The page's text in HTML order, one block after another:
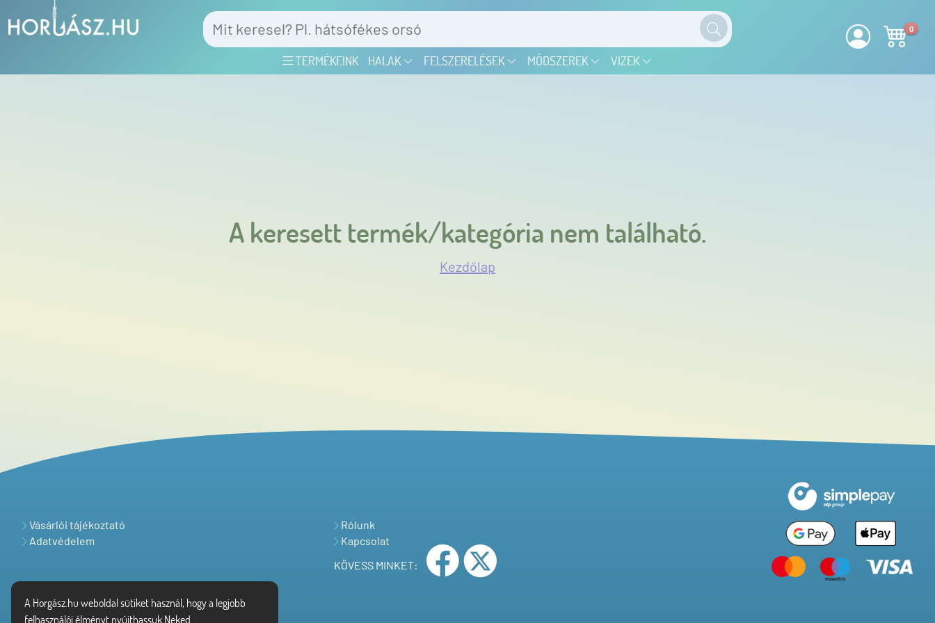
A Horgász.hu weboldal sütiket használ, hogy a legjobb
felhasználói élményt nyújthassuk Neked.
TERMÉKEINK HALAK FELSZERELÉSEK MÓDSZEREK VIZEK
0
A keresett termék/kategória nem található.
Kezdőlap
Vásárlói tájékoztató
Adatvédelem
Rólunk
Kapcsolat
KÖVESS MINKET: